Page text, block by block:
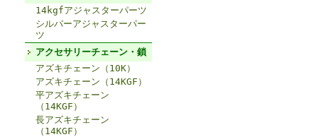
14kgfアジャスターパーツ
シルバーアジャスターパー
ツ
アクセサリーチェーン・鎖
アズキチェーン（10K）
アズキチェーン（14KGF）
平アズキチェーン
（14KGF）
長アズキチェーン
（14KGF）